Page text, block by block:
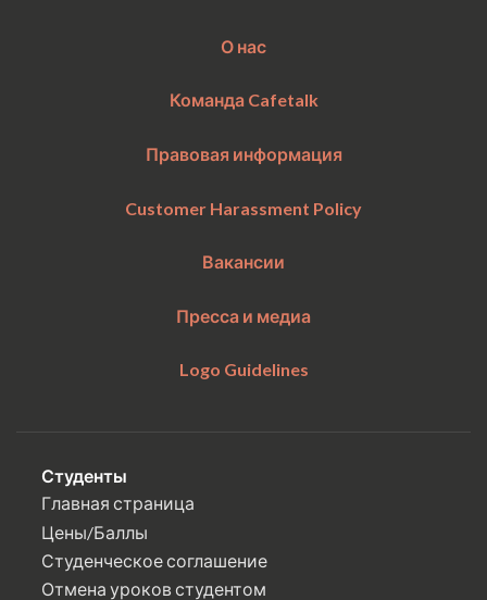
О нас
Команда Cafetalk
Правовая информация
Customer Harassment Policy
Вакансии
Пресса и медиа
Logo Guidelines
Студенты
Главная страница
Цены/Баллы
Студенческое соглашение
Отмена уроков студентом